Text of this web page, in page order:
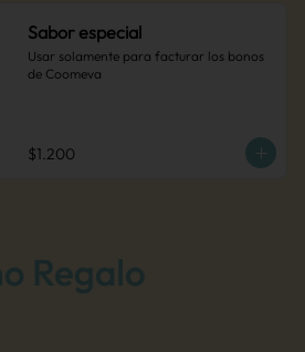
Sabor especial
Usar solamente para facturar los bonos
de Coomeva
$1.200